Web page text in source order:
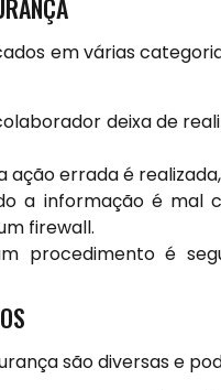
em várias
deixa de
ação errada é
a informação é mal
firewall.
procedimento é
são diversas e